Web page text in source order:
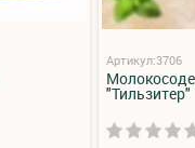
Артикул:3706
"Тильзитер"